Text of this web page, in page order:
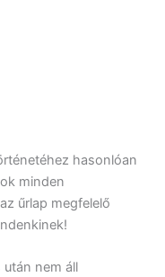
hasonlóan
minden
űrlap megfelelő
nem áll